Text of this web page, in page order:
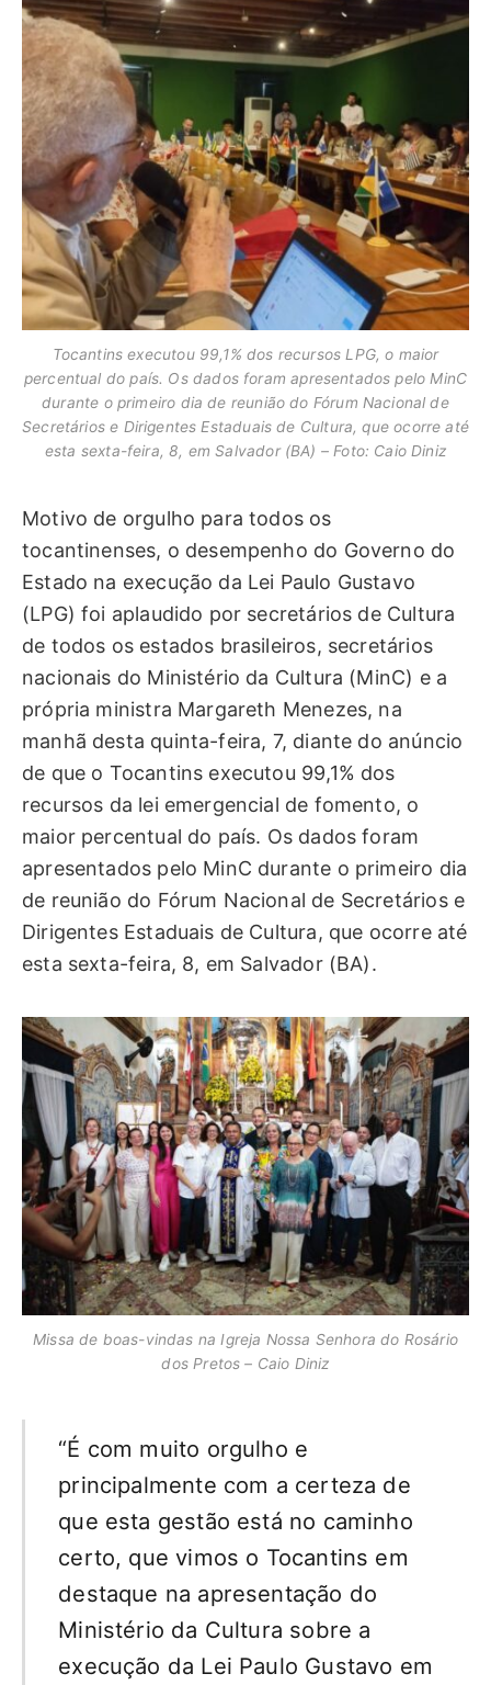
Tocantins executou 99,1% dos recursos LPG, o maior
percentual do país. Os dados foram apresentados pelo MinC
durante o primeiro dia de reunião do Fórum Nacional de
Secretários e Dirigentes Estaduais de Cultura, que ocorre até
esta sexta-feira, 8, em Salvador (BA) – Foto: Caio Diniz
Motivo de orgulho para todos os
tocantinenses, o desempenho do Governo do
Estado na execução da Lei Paulo Gustavo
(LPG) foi aplaudido por secretários de Cultura
de todos os estados brasileiros, secretários
nacionais do Ministério da Cultura (MinC) e a
própria ministra Margareth Menezes, na
manhã desta quinta-feira, 7, diante do anúncio
de que o Tocantins executou 99,1% dos
recursos da lei emergencial de fomento, o
maior percentual do país. Os dados foram
apresentados pelo MinC durante o primeiro dia
de reunião do Fórum Nacional de Secretários e
Dirigentes Estaduais de Cultura, que ocorre até
esta sexta-feira, 8, em Salvador (BA).
Missa de boas-vindas na Igreja Nossa Senhora do Rosário
dos Pretos – Caio Diniz
“É com muito orgulho e
principalmente com a certeza de
que esta gestão está no caminho
certo, que vimos o Tocantins em
destaque na apresentação do
Ministério da Cultura sobre a
execução da Lei Paulo Gustavo em